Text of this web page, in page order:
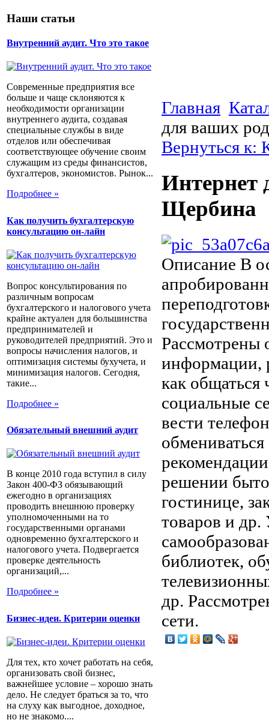
Наши статьи
Внутренний аудит. Что это такое
Современные предприятия все
больше и чаще склоняются к
необходимости организации
внутреннего аудита, создавая
специальные службы в виде
отделов или обеспечивая
соответствующее обучение своим
служащим из среды финансистов,
бухгалтеров, экономистов. Рынок...
Подробнее »
Как получить бухгалтерскую
консультацию он-лайн
Вопрос консультирования по
различным вопросам
бухгалтерского и налогового учета
крайне актуален для большинства
предпринимателей и
руководителей предприятий. Это и
вопросы начисления налогов, и
оптимизация системы бухучета, и
минимизация налогов. Сегодня,
такие...
Подробнее »
Обязательный внешний аудит
В конце 2010 года вступил в силу
Закон 400-ФЗ обязывающий
ежегодно в организациях
проводить внешнюю проверку
уполномоченными на то
государственными органами
одновременно бухгалтерского и
налогового учета. Подвергается
проверке деятельность
организаций,...
Подробнее »
Бизнес-идеи. Критерии оценки
Для тех, кто хочет работать на себя,
организовать свой бизнес,
важнейшее условие – хорошо знать
дело. Не следует браться за то, что
на слуху как выгодное, доходное,
но не знакомо....
Главная
для ваших
Вернуться к:
Интернет
Щербина
Описание В
Рассмотрены
информации,
как общаться
социальные
вести
решении
гостинице,
товаров и др.
библиотек,
др.
сети.